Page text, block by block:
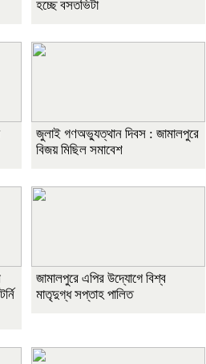
হচ্ছে বসতভিটা
জুলাই গণঅভ্যুত্থান দিবস : জামালপুরে
বিজয় মিছিল সমাবেশ
জামালপুরে এপির উদ্যোগে বিশ্ব
মাতৃদুগ্ধ সপ্তাহ পালিত